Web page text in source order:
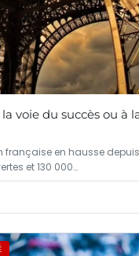
voie du succès ou à
française en hausse depuis
et 130 000…